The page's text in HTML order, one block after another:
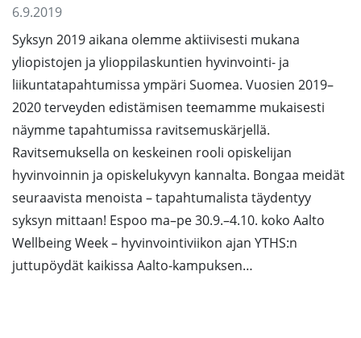
6.9.2019
Syksyn 2019 aikana olemme aktiivisesti mukana
yliopistojen ja ylioppilaskuntien hyvinvointi- ja
liikuntatapahtumissa ympäri Suomea. Vuosien 2019–
2020 terveyden edistämisen teemamme mukaisesti
näymme tapahtumissa ravitsemuskärjellä.
Ravitsemuksella on keskeinen rooli opiskelijan
hyvinvoinnin ja opiskelukyvyn kannalta. Bongaa meidät
seuraavista menoista – tapahtumalista täydentyy
syksyn mittaan! Espoo ma–pe 30.9.–4.10. koko Aalto
Wellbeing Week – hyvinvointiviikon ajan YTHS:n
juttupöydät kaikissa Aalto-kampuksen…